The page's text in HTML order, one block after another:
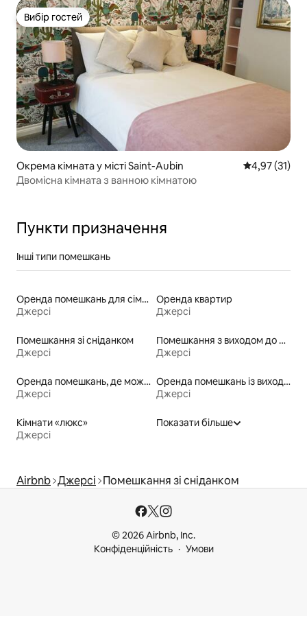
Вибір гостей
Вибір гостей
Окрема кімната у місті Saint-Aubin Середня
4,97 (31)
Двомісна кімната з ванною кімнатою
Пункти призначення
Інші типи помешкань
Оренда помешкань для сімей
Джерсі
Оренда квартир
Джерсі
Помешкання зі сніданком
Джерсі
Помешкання з виходом до пляжу
Джерсі
Оренда помешкань, де можна перебувати з домашніми тваринами
Джерсі
Оренда помешкань із виходом до пляжу
Джерсі
Кімнати «люкс»
Джерсі
Показати більше
Airbnb Джерсі Помешкання зі сніданком
© 2026 Airbnb, Inc.
Конфіденційність
Умови